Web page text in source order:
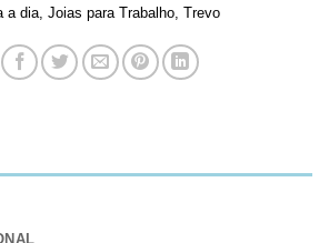
a dia Joias para Trabalho Trevo